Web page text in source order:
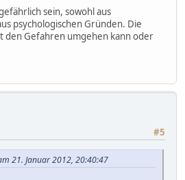
sein, sowohl aus
psychologischen Gründen. Die
den Gefahren umgehen kann oder
#5
21. Januar 2012, 20:40:47